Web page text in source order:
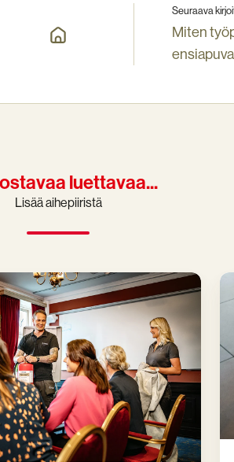
Seuraava
Miten
luettavaa...
Lisää aihepiiristä